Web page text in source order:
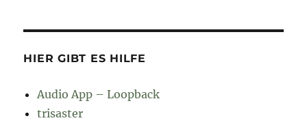
HIER GIBT ES HILFE
Audio App – Loopback
trisaster